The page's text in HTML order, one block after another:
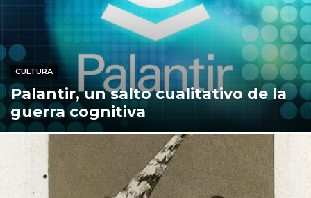
CULTURA
Palantir, un salto cualitativo de la
guerra cognitiva